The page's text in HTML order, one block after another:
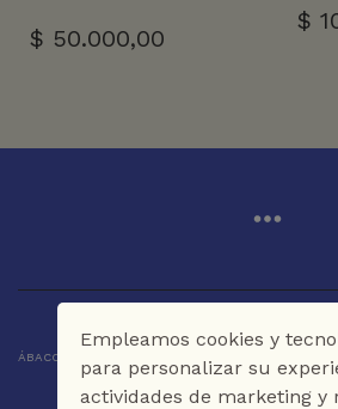
$ 50.000,00
$
ÁBACO LIBROS Y CAFÉ © 2025 CARTAGENA DE
Empleamos cookies y
para personalizar su
actividades de marketing y